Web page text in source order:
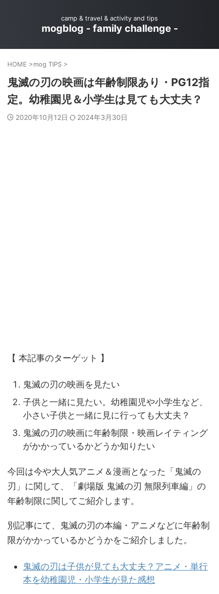
camp & travel & activity and tips
mogblog - family challenge -
HOME >mog TIPS >
鬼滅の刃の映画は年齢制限あり・PG12指
定。幼稚園児＆小学生は見ても大丈夫？
2020年10月12日 2024年3月30日
【 本記事のターゲット 】
鬼滅の刃の映画を見たい
子供と一緒に見たい。幼稚園児や小学生など、
小さい子供と一緒に見に行っても大丈夫？
鬼滅の刃の映画に年齢制限・映画レイティング
がかかっているかどうか知りたい
今回は今や大人気アニメ＆漫画となった「鬼滅の
刃」に関して、「劇場版 鬼滅の刃 無限列車編」の
年齢制限に関してご紹介します。
別記事にて、鬼滅の刃の本編・アニメなどに年齢制
限がかかっているかどうかをご紹介しました。
鬼滅の刃は子供が見ても大丈夫？アニメ・単行
本を幼稚園児・小学生が見た感想